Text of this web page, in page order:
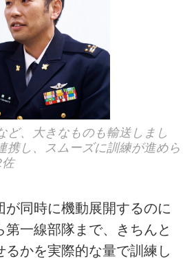
ど、大きなものも輸送しまし
携し、スムーズに訓練が進めら
が同時に機動展開するのに
第一線部隊まで、きちんと
るかを実際的な量で訓練し